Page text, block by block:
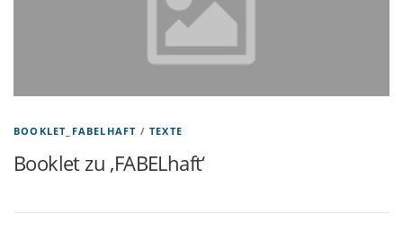
BOOKLET_FABELHAFT /TEXTE
Booklet zu ‚FABELhaft‘